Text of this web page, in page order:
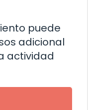
puede
adicional
actividad